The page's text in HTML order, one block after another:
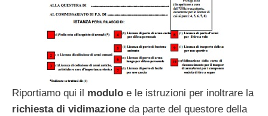
Riportiamo qui il modulo e le istruzioni per inoltrare la
richiesta di vidimazione da parte del questore della